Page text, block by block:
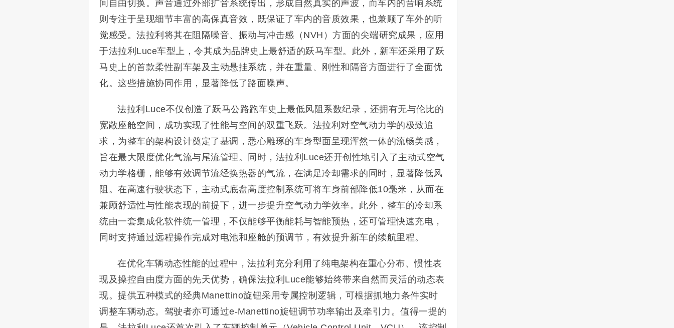
间自由切换。声音通过外部扩音系统传出，形成自然真实的声波，而车内的音响系统
则专注于呈现细节丰富的高保真音效，既保证了车内的音质效果，也兼顾了车外的听
觉感受。法拉利将其在阻隔噪音、振动与冲击感（NVH）方面的尖端研究成果，应用
于法拉利Luce车型上，令其成为品牌史上最舒适的跃马车型。此外，新车还采用了跃
马史上的首款柔性副车架及主动悬挂系统，并在重量、刚性和隔音方面进行了全面优
化。这些措施协同作用，显著降低了路面噪声。
法拉利Luce不仅创造了跃马公路跑车史上最低风阻系数纪录，还拥有无与伦比的
宽敞座舱空间，成功实现了性能与空间的双重飞跃。法拉利对空气动力学的极致追
求，为整车的架构设计奠定了基调，悉心雕琢的车身型面呈现浑然一体的流畅美感，
旨在最大限度优化气流与尾流管理。同时，法拉利Luce还开创性地引入了主动式空气
动力学格栅，能够有效调节流经换热器的气流，在满足冷却需求的同时，显著降低风
阻。在高速行驶状态下，主动式底盘高度控制系统可将车身前部降低10毫米，从而在
兼顾舒适性与性能表现的前提下，进一步提升空气动力学效率。此外，整车的冷却系
统由一套集成化软件统一管理，不仅能够平衡能耗与智能预热，还可管理快速充电，
同时支持通过远程操作完成对电池和座舱的预调节，有效提升新车的续航里程。
在优化车辆动态性能的过程中，法拉利充分利用了纯电架构在重心分布、惯性表
现及操控自由度方面的先天优势，确保法拉利Luce能够始终带来自然而灵活的动态表
现。提供五种模式的经典Manettino旋钮采用专属控制逻辑，可根据抓地力条件实时
调整车辆动态。驾驶者亦可通过e-Manettino旋钮调节功率输出及牵引力。值得一提的